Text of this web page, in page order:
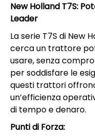
New Holland T7S:
Leader
La serie T7S di New
cerca un trattore
usare, senza
per soddisfare le
questi trattori
un’efficienza
di tempo e denaro.
Punti di Forza: